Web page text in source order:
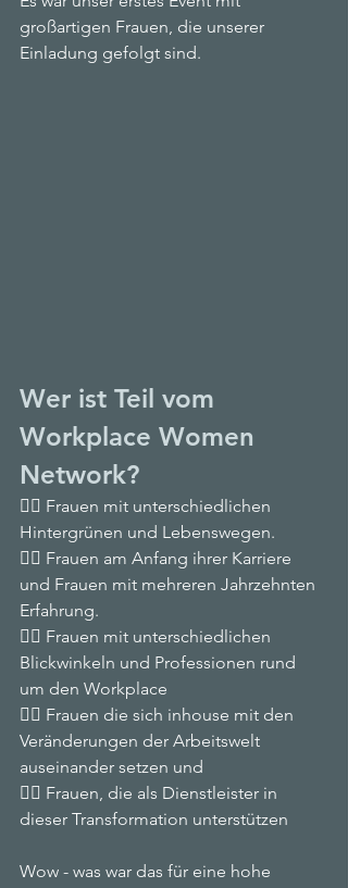
großartigen Frauen, die unserer
Einladung gefolgt sind.
Wer ist Teil vom
Workplace Women
Network?
🙋‍♀️ Frauen mit unterschiedlichen
Hintergrünen und Lebenswegen.
🙋‍♀️ Frauen am Anfang ihrer Karriere
und Frauen mit mehreren Jahrzehnten
Erfahrung.
🙋‍♀️ Frauen mit unterschiedlichen
Blickwinkeln und Professionen rund
um den Workplace
🙋‍♀️ Frauen die sich inhouse mit den
Veränderungen der Arbeitswelt
auseinander setzen und
🙋‍♀️ Frauen, die als Dienstleister in
dieser Transformation unterstützen
Wow - was war das für eine hohe